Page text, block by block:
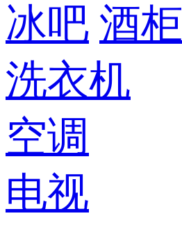
冰吧 酒柜
洗衣机
空调
电视